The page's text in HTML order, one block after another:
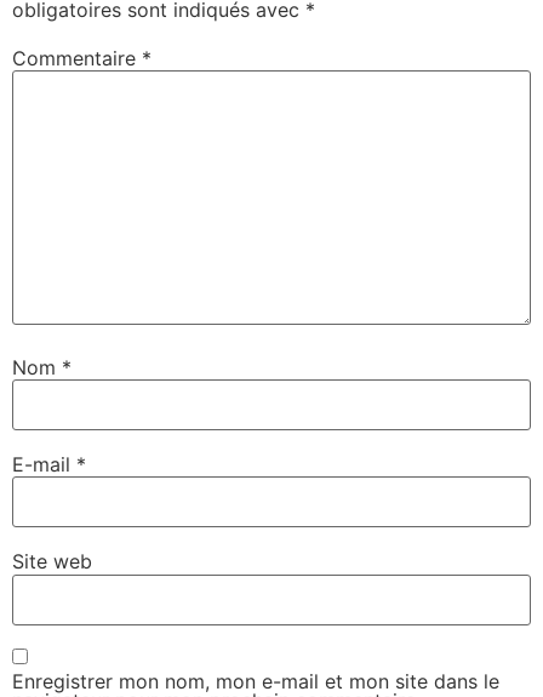
obligatoires sont indiqués avec *
Commentaire *
Nom *
E-mail *
Site web
Enregistrer mon nom, mon e-mail et mon site dans le